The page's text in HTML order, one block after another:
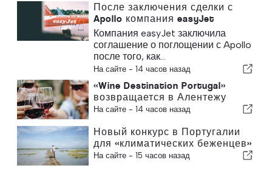
После заключения сделки с
Apollo компания easyJet
приближается к Sun
Компания easyJet заключила
соглашение о поглощении с Apollo
после того, как...
На сайте - 14 часов назад
«Wine Destination Portugal»
возвращается в Алентежу
На сайте - 14 часов назад
Новый конкурс в Португалии
для «климатических беженцев»
На сайте - 15 часов назад